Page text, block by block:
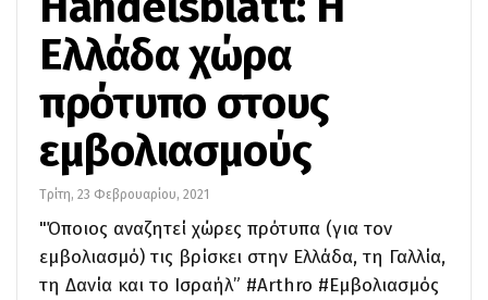
Ελλάδα χώρα
πρότυπο στους
εμβολιασμούς
Τρίτη, 23 Φεβρουαρίου, 2021
"Όποιος αναζητεί χώρες πρότυπα (για τον
εμβολιασμό) τις βρίσκει στην Ελλάδα, τη Γαλλία,
τη Δανία και το Ισραήλ” #Arthro #Εμβολιασμός